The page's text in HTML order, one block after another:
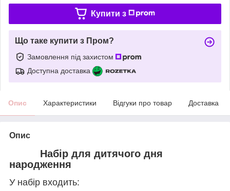
Купити з
Що таке купити з Пром?
Замовлення під захистом
Доступна доставка
Опис Характеристики Відгуки про товар Доставка
Опис
Набір для дитячого дня
народження
У набір входить: